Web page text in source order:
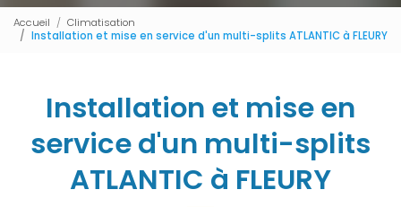
Accueil
Climatisation
Installation et mise en service d'un multi-splits ATLANTIC à FLEURY
Installation et mise en
service d'un multi-splits
ATLANTIC à FLEURY